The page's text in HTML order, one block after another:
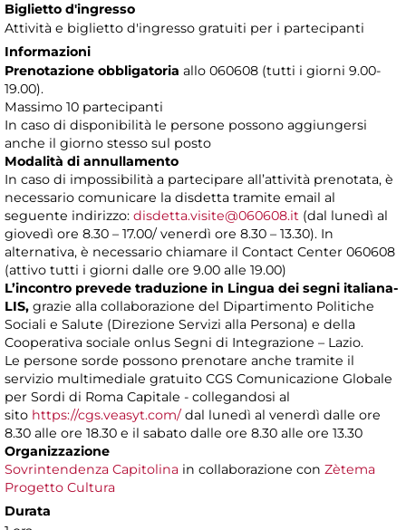
Biglietto d'ingresso
Attività e biglietto d'ingresso gratuiti per i partecipanti
Informazioni
Prenotazione obbligatoria allo 060608 (tutti i giorni 9.00-
19.00).
Massimo 10 partecipanti
In caso di disponibilità le persone possono aggiungersi
anche il giorno stesso sul posto
Modalità di annullamento
In caso di impossibilità a partecipare all’attività prenotata, è
necessario comunicare la disdetta tramite email al
seguente indirizzo: disdetta.visite@060608.it (dal lunedì al
giovedì ore 8.30 – 17.00/ venerdì ore 8.30 – 13.30). In
alternativa, è necessario chiamare il Contact Center 060608
(attivo tutti i giorni dalle ore 9.00 alle 19.00)
L’incontro prevede traduzione in Lingua dei segni italiana-
LIS, grazie alla collaborazione del Dipartimento Politiche
Sociali e Salute (Direzione Servizi alla Persona) e della
Cooperativa sociale onlus Segni di Integrazione – Lazio.
Le persone sorde possono prenotare anche tramite il
servizio multimediale gratuito CGS Comunicazione Globale
per Sordi di Roma Capitale - collegandosi al
sito https://cgs.veasyt.com/dal lunedì al venerdì dalle ore
8.30 alle ore 18.30 e il sabato dalle ore 8.30 alle ore 13.30
Organizzazione
Sovrintendenza Capitolina in collaborazione con Zètema
Progetto Cultura
Durata